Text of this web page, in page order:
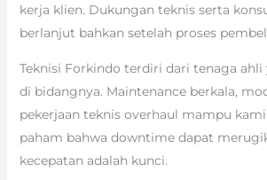
kerja klien. Dukungan teknis serta
berlanjut bahkan setelah proses
Teknisi Forkindo terdiri dari tenaga
di bidangnya. Maintenance berkala,
pekerjaan teknis overhaul mampu
paham bahwa downtime dapat
kecepatan adalah kunci.